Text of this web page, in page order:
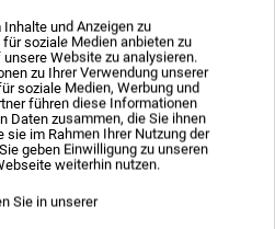
und Anzeigen zu
soziale Medien anbieten zu
Website zu analysieren.
zu Ihrer Verwendung unserer
soziale Medien, Werbung und
führen diese Informationen
Daten zusammen, die Sie ihnen
im Rahmen Ihrer Nutzung der
geben Einwilligung zu unseren
weiterhin nutzen.
Sie in unserer
5-8 ml Kur 5 Glasurlim for at
kontakt